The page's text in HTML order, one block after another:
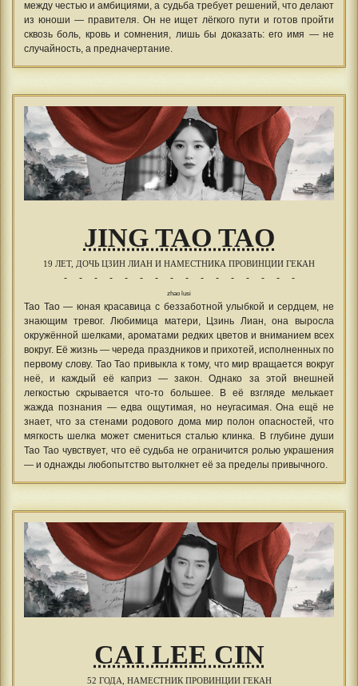
между честью и амбициями, а судьба требует решений, что делают
из юноши — правителя. Он не ищет лёгкого пути и готов пройти
сквозь боль, кровь и сомнения, лишь бы доказать: его имя — не
случайность, а предначертание.
JING TAO TAO
19 ЛЕТ, ДОЧЬ ЦЗИН ЛИАН И НАМЕСТНИКА ПРОВИНЦИИ ГЕКАН
- - - - - - - - - - - - - - - -
zhao lusi
Тао Тао — юная красавица с беззаботной улыбкой и сердцем, не
знающим тревог. Любимица матери, Цзинь Лиан, она выросла
окружённой шелками, ароматами редких цветов и вниманием всех
вокруг. Её жизнь — череда праздников и прихотей, исполненных по
первому слову. Тао Тао привыкла к тому, что мир вращается вокруг
неё, и каждый её каприз — закон. Однако за этой внешней
легкостью скрывается что-то большее. В её взгляде мелькает
жажда познания — едва ощутимая, но неугасимая. Она ещё не
знает, что за стенами родового дома мир полон опасностей, что
мягкость шелка может смениться сталью клинка. В глубине души
Тао Тао чувствует, что её судьба не ограничится ролью украшения
— и однажды любопытство вытолкнет её за пределы привычного.
CAI LEE CIN
52 ГОДА, НАМЕСТНИК ПРОВИНЦИИ ГЕКАН